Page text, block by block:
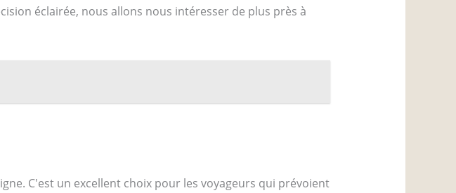
éclairée, nous allons nous intéresser de plus près à
C'est un excellent choix pour les voyageurs qui prévoient